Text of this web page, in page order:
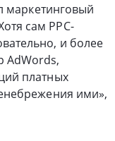
маркетинговый
сам PPC-
и более
AdWords,
платных
ими»,